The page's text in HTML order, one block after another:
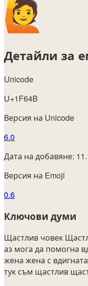
Детайли за
Unicode
U+1F64B
Версия на Unicode
6.0
Дата на добавяне:
Версия на Emoji
0.6
Ключови думи
Щастлив човек
аз мога да помогна
жена жена с
тук съм щастлив